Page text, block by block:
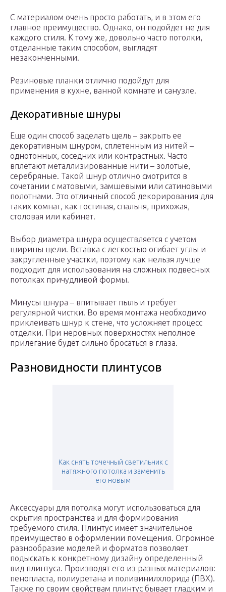
С материалом очень просто работать, и в этом его
главное преимущество. Однако, он подойдет не для
каждого стиля. К тому же, довольно часто потолки,
отделанные таким способом, выглядят
незаконченными.
Резиновые планки отлично подойдут для
применения в кухне, ванной комнате и санузле.
Декоративные шнуры
Еще один способ заделать щель – закрыть ее
декоративным шнуром, сплетенным из нитей –
однотонных, соседних или контрастных. Часто
вплетают металлизированные нити – золотые,
серебряные. Такой шнур отлично смотрится в
сочетании с матовыми, замшевыми или сатиновыми
полотнами. Это отличный способ декорирования для
таких комнат, как гостиная, спальня, прихожая,
столовая или кабинет.
Выбор диаметра шнура осуществляется с учетом
ширины щели. Вставка с легкостью огибает углы и
закругленные участки, поэтому как нельзя лучше
подходит для использования на сложных подвесных
потолках причудливой формы.
Минусы шнура – впитывает пыль и требует
регулярной чистки. Во время монтажа необходимо
приклеивать шнур к стене, что усложняет процесс
отделки. При неровных поверхностях неполное
прилегание будет сильно бросаться в глаза.
Разновидности плинтусов
Как снять точечный светильник с
натяжного потолка и заменить
его новым
Аксессуары для потолка могут использоваться для
скрытия пространства и для формирования
требуемого стиля. Плинтус имеет значительное
преимущество в оформлении помещения. Огромное
разнообразие моделей и форматов позволяет
подыскать к конкретному дизайну определенный
вид плинтуса. Производят его из разных материалов:
пенопласта, полиуретана и поливинилхлорида (ПВХ).
Также по своим свойствам плинтус бывает гладким и